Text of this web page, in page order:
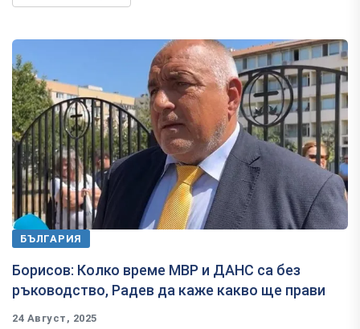
БЪЛГАРИЯ
Борисов: Колко време МВР и ДАНС са без
ръководство, Радев да каже какво ще прави
24 Август, 2025